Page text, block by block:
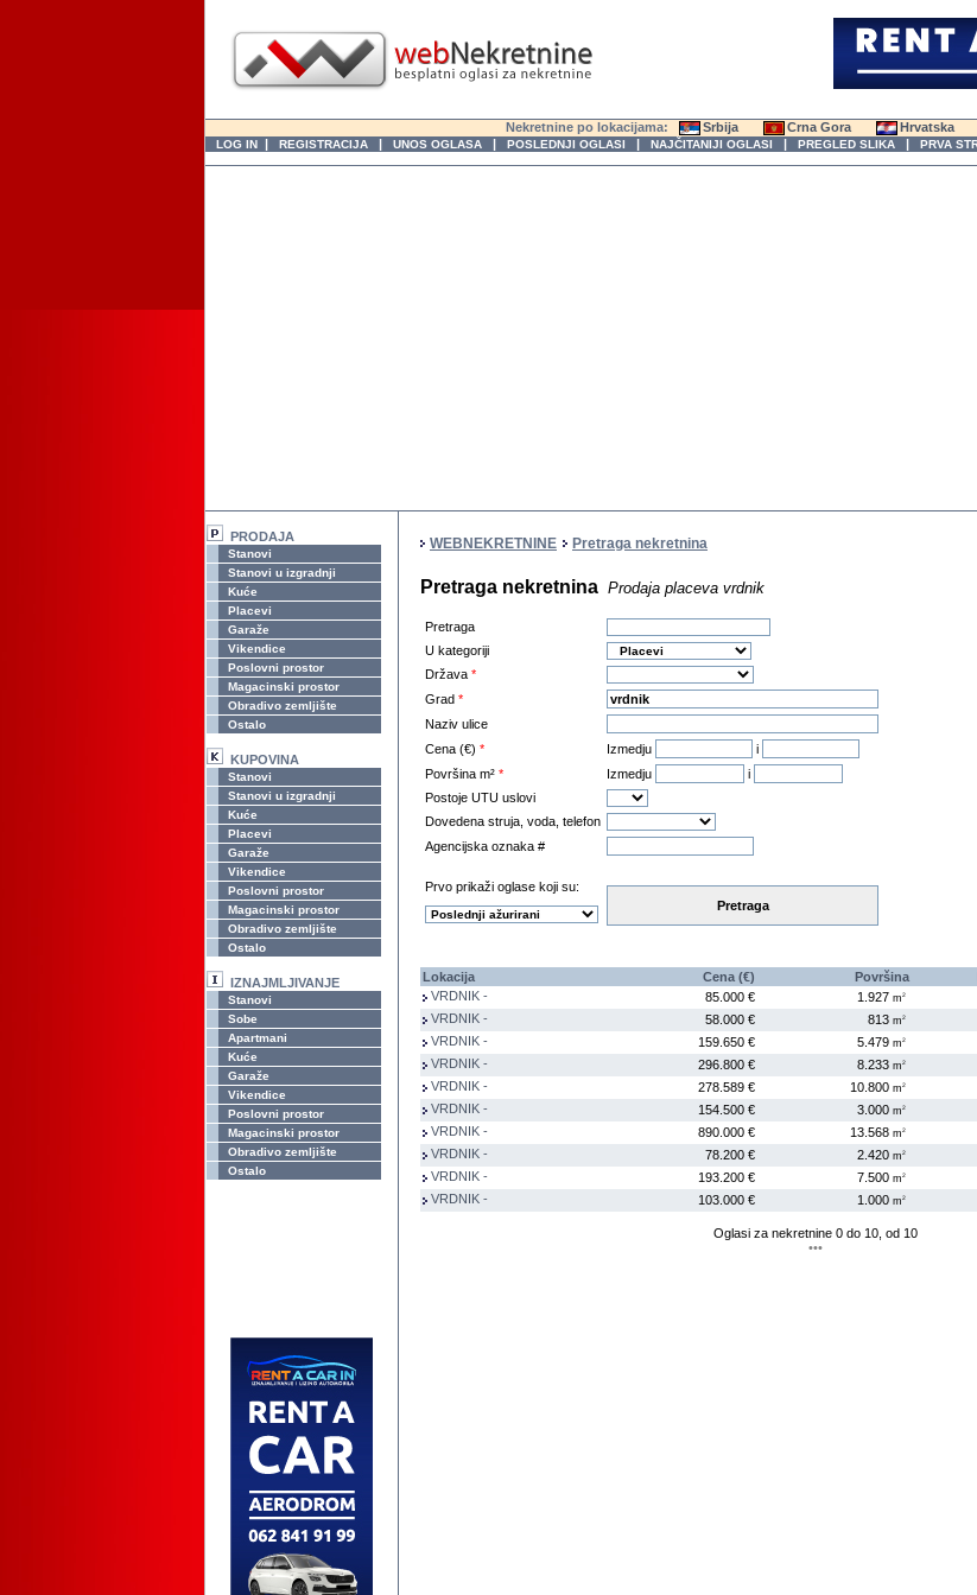
Nekretnine po lokacijama: Srbija Crna Gora Hrvatska
LOG IN | REGISTRACIJA | UNOS OGLASA | POSLEDNJI OGLASI | NAJČITANIJI OGLASI | PREGLED SLIKA | PRVA
PRODAJA
Stanovi
Stanovi u izgradnji
Kuće
Placevi
Garaže
Vikendice
Poslovni prostor
Magacinski prostor
Obradivo zemljište
Ostalo
KUPOVINA
Stanovi
Stanovi u izgradnji
Kuće
Placevi
Garaže
Vikendice
Poslovni prostor
Magacinski prostor
Obradivo zemljište
Ostalo
IZNAJMLJIVANJE
Stanovi
Sobe
Apartmani
Kuće
Garaže
Vikendice
Poslovni prostor
Magacinski prostor
Obradivo zemljište
Ostalo
WEBNEKRETNINE Pretraga nekretnina
Pretraga nekretnina Prodaja placeva vrdnik
Pretraga
U kategoriji
Država *
Grad *
Naziv ulice
Cena (€) * Izmedju
i
Površina m² * Izmedju
i
Postoje UTU uslovi
Dovedena struja, voda, telefon
Agencijska oznaka #
Prvo prikaži oglase koji su:
Pretraga
Lokacija Cena (€) Površina
VRDNIK -
85.000 € 1.927 m2
VRDNIK -
58.000 € 813 m2
VRDNIK -
159.650 € 5.479 m2
VRDNIK -
296.800 € 8.233 m2
VRDNIK -
278.589 € 10.800 m2
VRDNIK -
154.500 € 3.000 m2
VRDNIK -
890.000 € 13.568 m2
VRDNIK -
78.200 € 2.420 m2
VRDNIK -
193.200 € 7.500 m2
VRDNIK -
103.000 € 1.000 m2
Oglasi za nekretnine 0 do 10, od 10
•••